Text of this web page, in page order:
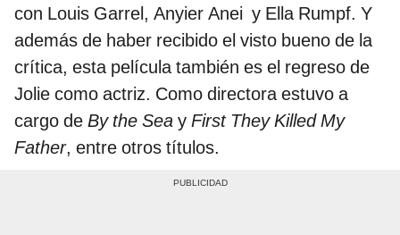
con Louis Garrel, Anyier Anei y Ella Rumpf. Y
además de haber recibido el visto bueno de la
crítica, esta película también es el regreso de
Jolie como actriz. Como directora estuvo a
cargo de By the Sea y First They Killed My
Father, entre otros títulos.